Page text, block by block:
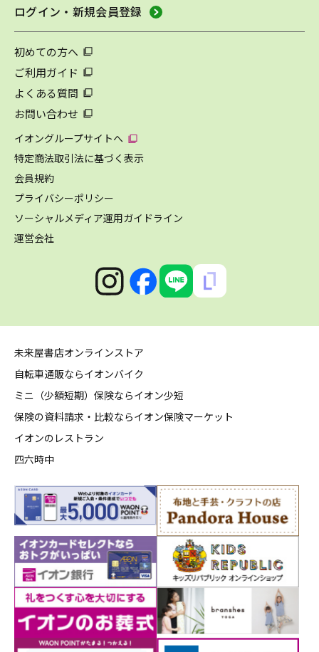
ログイン・新規会員登録
初めての方へ
ご利用ガイド
よくある質問
お問い合わせ
イオングループサイトへ
特定商法取引法に基づく表示
会員規約
プライバシーポリシー
ソーシャルメディア運用ガイドライン
運営会社
未来屋書店オンラインストア
自転車通販ならイオンバイク
ミニ（少額短期）保険ならイオン少短
保険の資料請求・比較ならイオン保険マーケット
イオンのレストラン
四六時中